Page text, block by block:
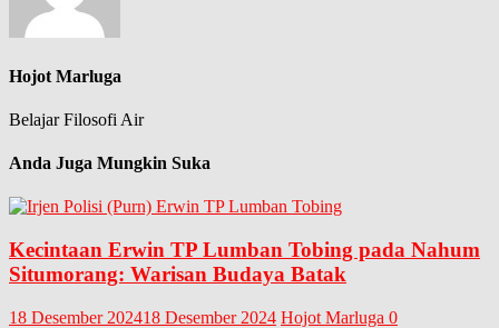
Hojot Marluga
Belajar Filosofi Air
Anda Juga Mungkin Suka
Kecintaan Erwin TP Lumban Tobing pada Nahum
Situmorang: Warisan Budaya Batak
18 Desember 202418 Desember 2024 Hojot Marluga 0